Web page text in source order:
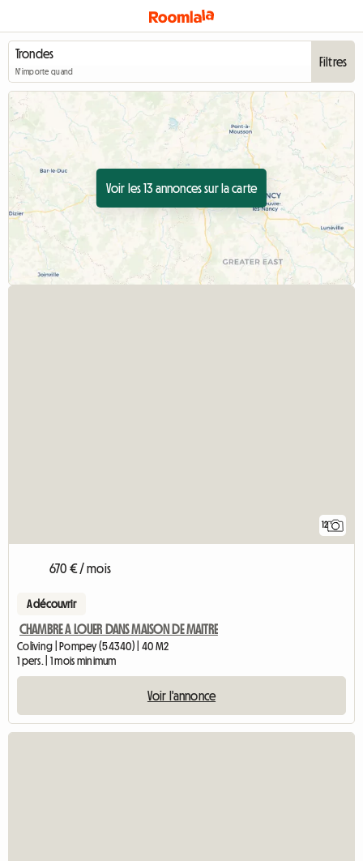
N'importe quand
Filtres
Voir les 13 annonces sur la carte
12
670 € / mois
A découvrir
CHAMBRE A LOUER DANS MAISON DE MAITRE
Coliving | Pompey (54340) | 40 M2
1 pers. | 1 mois minimum
Voir l'annonce